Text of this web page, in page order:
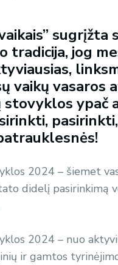
tradicija, jog
vaikų vasaros
stovyklos ypač
2024 – šiemet
didelį pasirinkimą
2024 – nuo
ir gamtos